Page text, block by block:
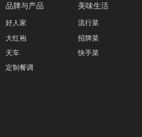
品牌与产品
好人家
大红袍
天车
定制餐调
美味生活
流行菜
招牌菜
快手菜